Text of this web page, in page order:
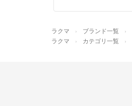
ラクマ ブランド一覧
ラクマ カテゴリ一覧